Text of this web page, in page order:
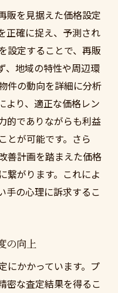
販を見据えた価格設定
正確に捉え、予測され
設定することで、再販
、地域の特性や周辺環
件の動向を詳細に分析
より、適正な価格レン
的でありながらも利益
とが可能です。さら
善計画を踏まえた価格
繋がります。これによ
手の心理に訴求するこ
の向上
にかかっています。プ
密な査定結果を得るこ